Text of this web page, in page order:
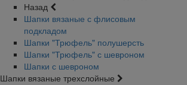
Назад
Шапки вязаные с флисовым
подкладом
Шапки "Трюфель" полушерсть
Шапки "Трюфель" с шевроном
Шапки с шевроном
Шапки вязаные трехслойные